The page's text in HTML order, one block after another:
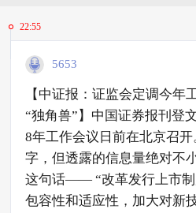
22:55
5653
【中证报：证监会定调今年
“独角兽”】中国证券报刊登
8年工作会议日前在北京召
字，但透露的信息量绝对不
这句话—— “改革发行上市制
包容性和适应性，加大对新